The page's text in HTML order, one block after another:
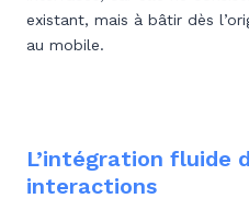
existant, mais à bâtir dès
au mobile.
L’intégration fluide
interactions